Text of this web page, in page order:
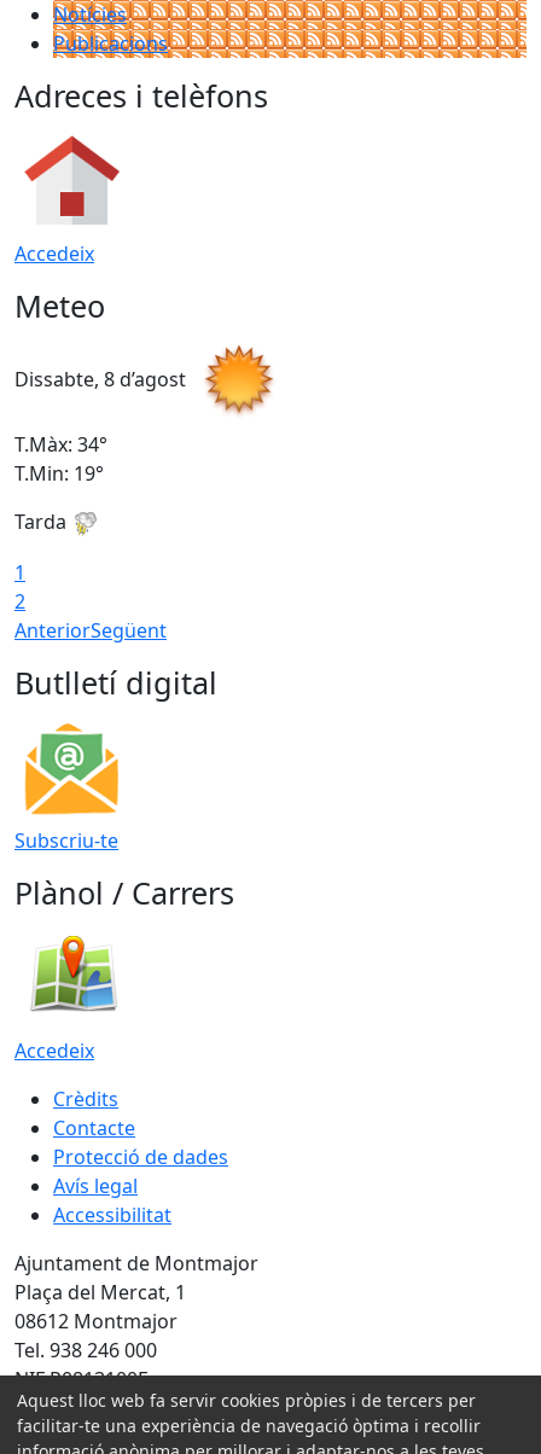
Notícies
Publicacions
Adreces i telèfons
Accedeix
Meteo
Dissabte, 8 d’agost
T.Màx: 34°
T.Min: 19°
Tarda
1
2
AnteriorSegüent
Butlletí digital
Subscriu-te
Plànol / Carrers
Accedeix
Crèdits
Contacte
Protecció de dades
Avís legal
Accessibilitat
Ajuntament de Montmajor
Plaça del Mercat, 1
08612 Montmajor
Tel. 938 246 000
NIF P0813100E
Amb la col·laboració de:
Aquest lloc web fa servir cookies pròpies i de tercers per
facilitar-te una experiència de navegació òptima i recollir